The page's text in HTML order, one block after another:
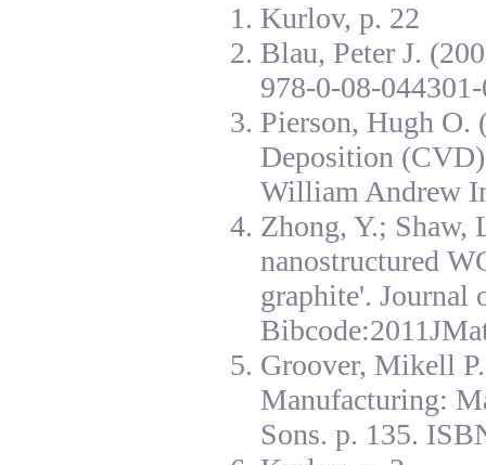
Kurlov, p. 22
Blau, Peter J.
978-0-08-
Pierson, Hugh O.
Deposition
William Andrew
Zhong, Y.; Shaw,
nanostructured
graphite'. Journal
Groover, Mikell
Manufacturing:
Sons. p. 135.